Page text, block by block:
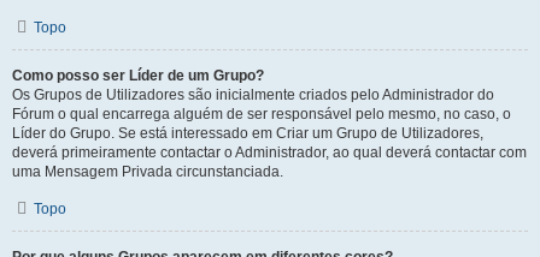
Topo
Como posso ser Líder de um Grupo?
Os Grupos de Utilizadores são inicialmente criados pelo Administrador do
Fórum o qual encarrega alguém de ser responsável pelo mesmo, no caso, o
Líder do Grupo. Se está interessado em Criar um Grupo de Utilizadores,
deverá primeiramente contactar o Administrador, ao qual deverá contactar com
uma Mensagem Privada circunstanciada.
Topo